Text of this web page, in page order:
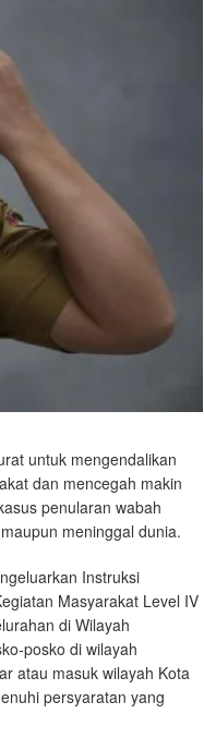
untuk mengendalikan
dan mencegah makin
penularan wabah
meninggal dunia.
Instruksi
Masyarakat Level IV
di Wilayah
posko di wilayah
atau masuk wilayah Kota
persyaratan yang